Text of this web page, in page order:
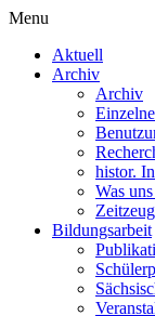
Menu
Aktuell
Archiv
Archiv
histor.
Was
Bildungsarbeit